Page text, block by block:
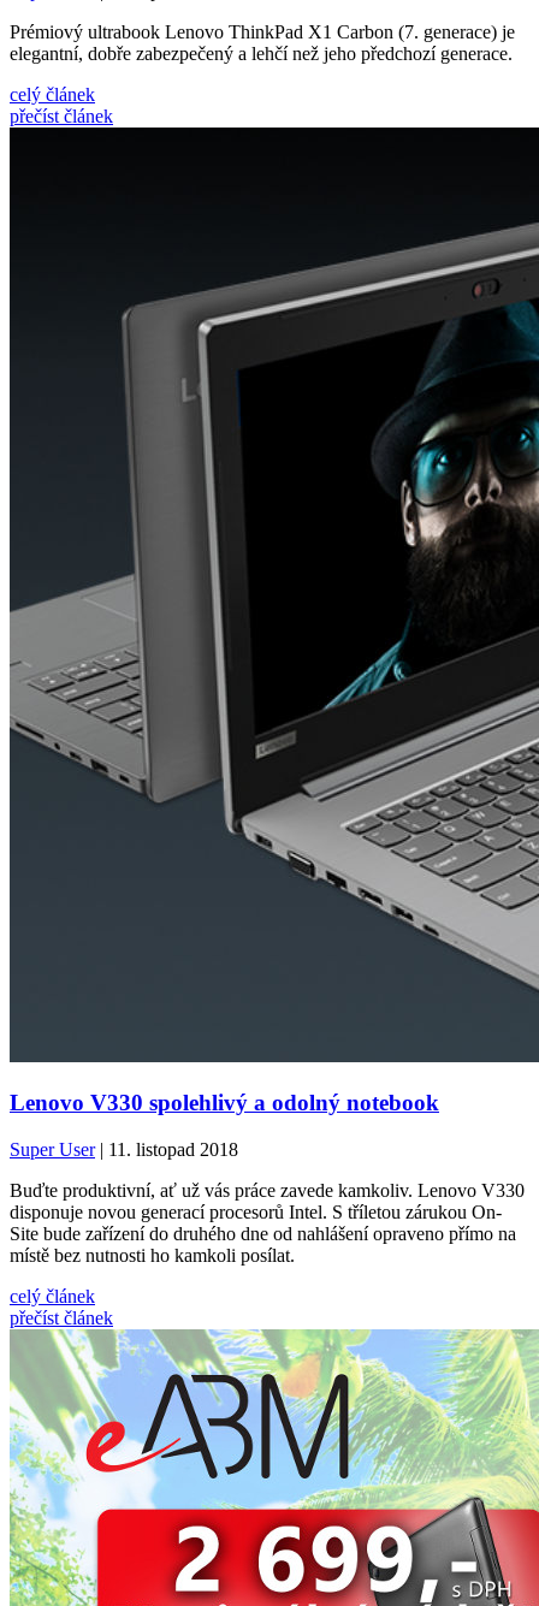
Prémiový ultrabook Lenovo ThinkPad X1 Carbon (7. generace) je
elegantní, dobře zabezpečený a lehčí než jeho předchozí generace.
celý článek
přečíst článek
Lenovo V330 spolehlivý a odolný notebook
Super User| 11. listopad 2018
Buďte produktivní, ať už vás práce zavede kamkoliv. Lenovo V330
disponuje novou generací procesorů Intel. S tříletou zárukou On-
Site bude zařízení do druhého dne od nahlášení opraveno přímo na
místě bez nutnosti ho kamkoli posílat.
celý článek
přečíst článek